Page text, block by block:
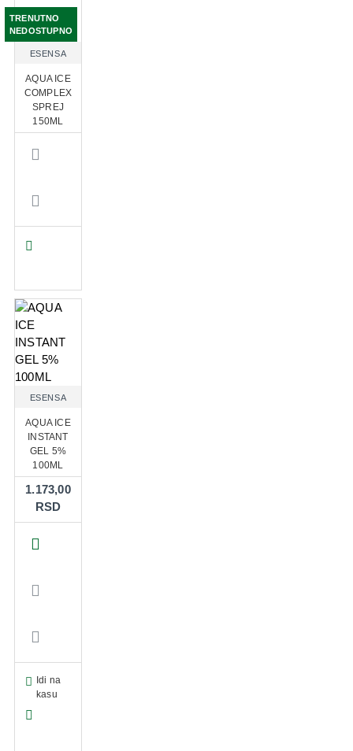
TRENUTNO
NEDOSTUPNO
ESENSA
AQUA ICE
COMPLEX
SPREJ
150ML
ESENSA
AQUA ICE
INSTANT
GEL 5%
100ML
1.173,00
RSD
Idi na
kasu